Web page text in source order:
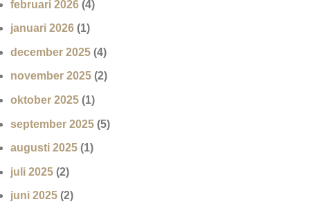
februari 2026 (4)
januari 2026 (1)
december 2025 (4)
november 2025 (2)
oktober 2025 (1)
september 2025 (5)
augusti 2025 (1)
juli 2025 (2)
juni 2025 (2)